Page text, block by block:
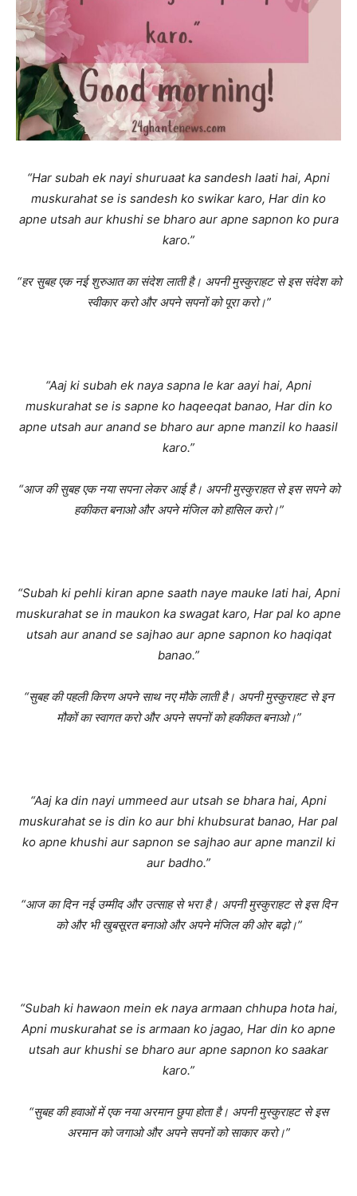
“Har subah ek nayi shuruaat ka sandesh laati hai, Apni
muskurahat se is sandesh ko swikar karo, Har din ko
apne utsah aur khushi se bharo aur apne sapnon ko pura
karo.”
“हर सुबह एक नई शुरुआत का संदेश लाती है। अपनी मुस्कुराहट से इस संदेश को
स्वीकार करो और अपने सपनों को पूरा करो।”
“Aaj ki subah ek naya sapna le kar aayi hai, Apni
muskurahat se is sapne ko haqeeqat banao, Har din ko
apne utsah aur anand se bharo aur apne manzil ko haasil
karo.”
“आज की सुबह एक नया सपना लेकर आई है। अपनी मुस्कुराहत से इस सपने को
हकीकत बनाओ और अपने मंजिल को हासिल करो।”
“Subah ki pehli kiran apne saath naye mauke lati hai, Apni
muskurahat se in maukon ka swagat karo, Har pal ko apne
utsah aur anand se sajhao aur apne sapnon ko haqiqat
banao.”
“सुबह की पहली किरण अपने साथ नए मौके लाती है। अपनी मुस्कुराहट से इन
मौकों का स्वागत करो और अपने सपनों को हकीकत बनाओ।”
“Aaj ka din nayi ummeed aur utsah se bhara hai, Apni
muskurahat se is din ko aur bhi khubsurat banao, Har pal
ko apne khushi aur sapnon se sajhao aur apne manzil ki
aur badho.”
“आज का दिन नई उम्मीद और उत्साह से भरा है। अपनी मुस्कुराहट से इस दिन
को और भी खुबसूरत बनाओ और अपने मंजिल की ओर बढ़ो।”
“Subah ki hawaon mein ek naya armaan chhupa hota hai,
Apni muskurahat se is armaan ko jagao, Har din ko apne
utsah aur khushi se bharo aur apne sapnon ko saakar
karo.”
“सुबह की हवाओं में एक नया अरमान छुपा होता है। अपनी मुस्कुराहट से इस
अरमान को जगाओ और अपने सपनों को साकार करो।”